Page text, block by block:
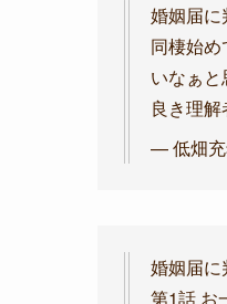
ドラマ「婚姻